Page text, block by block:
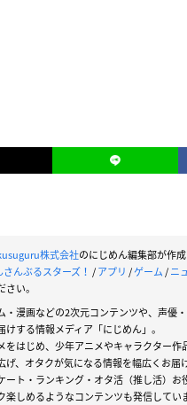
株式会社のにじめん編集部が作
さんぶるスターズ！ /アプリ /ゲーム/ニ
い。
・漫画などの2次元コンテンツや、声優
けする情報メディア「にじめん」。
をはじめ、少年アニメやキャラクター作
げ、オタクが気になる情報を幅広くお届
ート・ランキング・オタ活（推し活）お
楽しめるようなコンテンツも発信してい